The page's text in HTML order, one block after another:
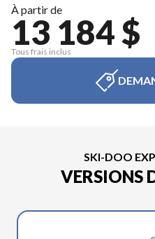
À partir de
13 184 $
Tous frais inclus
SKI-DOO
VERSIONS